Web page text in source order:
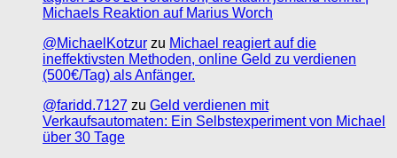
Michaels Reaktion auf Marius Worch
@MichaelKotzur zu Michael reagiert auf die
ineffektivsten Methoden, online Geld zu verdienen
(500€/Tag) als Anfänger.
@faridd.7127 zu Geld verdienen mit
Verkaufsautomaten: Ein Selbstexperiment von Michael
über 30 Tage